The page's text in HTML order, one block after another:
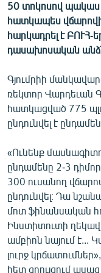
ՄԻՋԱԶԳԱՅԻՆ
ՄՇԱԿՈՒՅԹ
ՍՊՈՐՏ
ՏՏ ԵՒ ԻՆՏԵՐՆԵՏ
ԿՈՐՈՆԱՎԻՐՈՒՍ
ՏԵՍԱՆՅՈՒԹԵՐ
ԲԱՆԱՎԵՃ
ՁԳՏԵԼՈՎ
ՓՈԴՔԱՍԹ
Հայերեն
50 տոկոսով
հատկապես
հարկադրել է ԲՈՒՀ-
դասախոսական
Գյումրիի
ռեկտոր Վարդեւան
հատկացված 775
ընդունվել է
«Ունենք
ընդամենը 2-3
300 ուսանող
ընդունվել։ Դա
մոտ ֆինանսական
Ինստիտուտի
ամբիոն նայում է...
լուրջ
հետ զրույցում